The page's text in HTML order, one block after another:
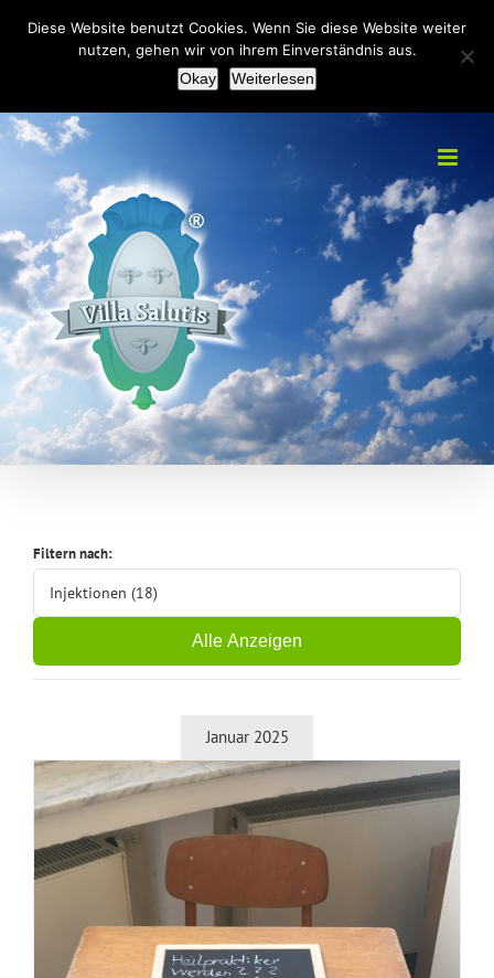
+49(0)2151 451092 info@villa-salutis.de
Facebook
Filtern nach:
Injektionen (18)
Alle Anzeigen
Januar 2025
Diese Website benutzt Cookies. Wenn Sie diese Website weiter
nutzen, gehen wir von ihrem Einverständnis aus.
Okay
Weiterlesen